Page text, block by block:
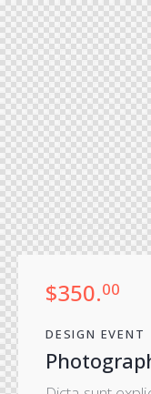
$350.00
DESIGN EVENT